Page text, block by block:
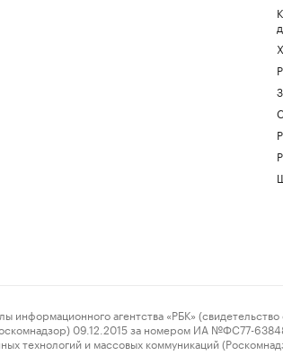
агентства «РБК» (свидетельство
09.12.2015 за номером ИА №ФС77-
технологий и массовых коммуникаций